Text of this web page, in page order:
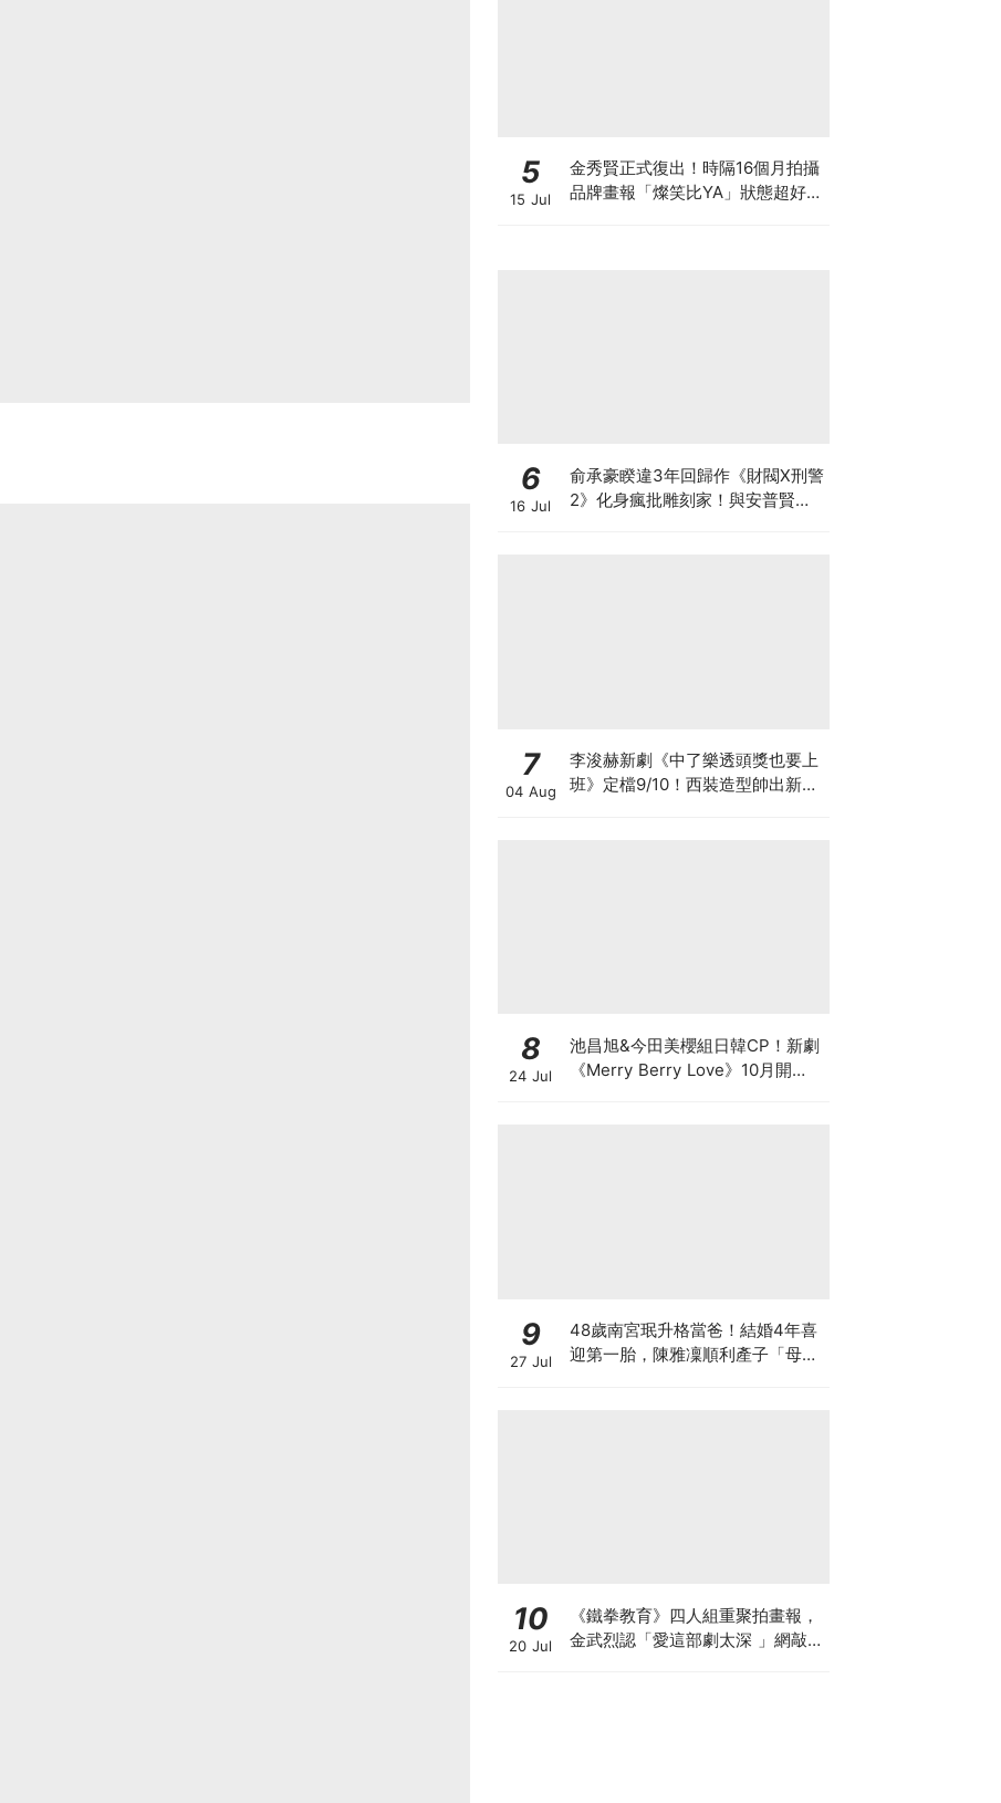
5
15 Jul
金秀賢正式復出！時隔16個月拍攝
品牌畫報「燦笑比YA」狀態超好，
6
16 Jul
俞承豪睽違3年回歸作《財閥X刑警
2》化身瘋批雕刻家！與安普賢從
7
04 Aug
李浚赫新劇《中了樂透頭獎也要上
班》定檔9/10！西裝造型帥出新高
8
24 Jul
池昌旭&今田美櫻組日韓CP！新劇
《Merry Berry Love》10月開
9
27 Jul
48歲南宮珉升格當爸！結婚4年喜
迎第一胎，陳雅凜順利產子「母子
10
20 Jul
《鐵拳教育》四人組重聚拍畫報，
金武烈認「愛這部劇太深 」網敲：